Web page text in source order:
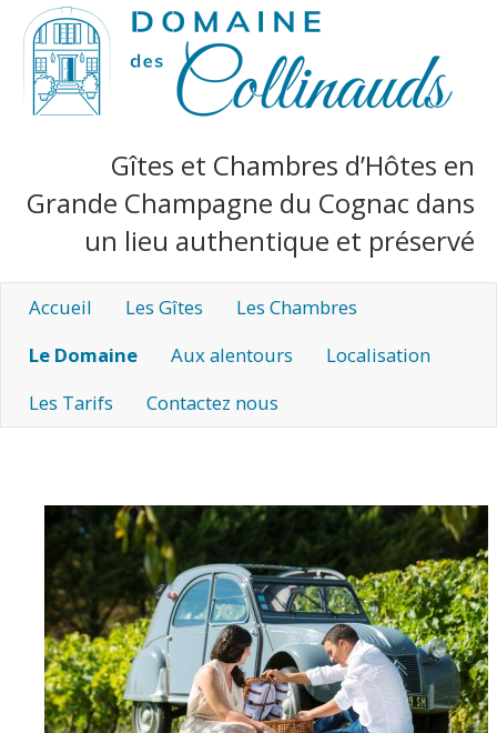
Gîtes et Chambres d’Hôtes en
Grande Champagne du Cognac dans
un lieu authentique et préservé
Accueil Les Gîtes
Les Chambres
Le Domaine
Aux alentours
Localisation
Les Tarifs
Contactez nous